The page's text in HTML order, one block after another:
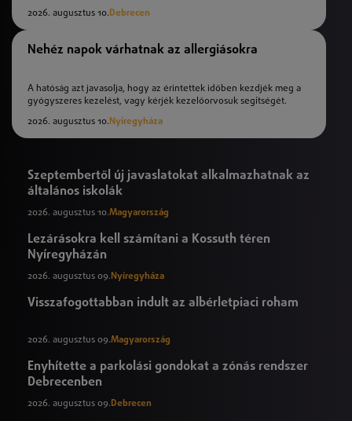
2026. augusztus 10.Debrecen
Nehéz napok várhatnak az allergiásokra
A hatóság azt javasolja, hogy az érintettek időben kezdjék meg a
gyógyszeres kezelést, vagy kérjék kezelőorvosuk segítségét.
2026. augusztus 10.Nyíregyháza
Szeptembertől új javaslatokat alkalmazhatnak az
általános iskolák
2026. augusztus 10.Magyarország
Lezárásokra kell számítani a Kossuth téren
Nyíregyházán
2026. augusztus 09.Nyíregyháza
Visszafogottabban indult az albérletpiaci roham
2026. augusztus 09.Magyarország
Enyhítette a parkolási gondokat a zónás rendszer
Debrecenben
2026. augusztus 09.Debrecen